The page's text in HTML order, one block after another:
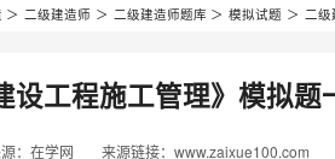
＞ 二级建造师 ＞ 二级建造师题库 ＞ 模拟试题 ＞ 二
设工程施工管理》模拟题
：在学网 来源链接：www.zaixue100.com